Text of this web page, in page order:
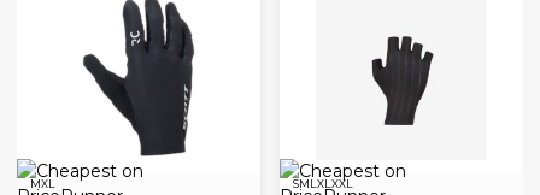
MXL SML XL XXL